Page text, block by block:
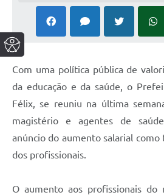
Com uma política pública de
da educação e da saúde, o
Félix, se reuniu na última
magistério e agentes de
anúncio do aumento salarial como
dos profissionais.
O aumento aos profissionais do